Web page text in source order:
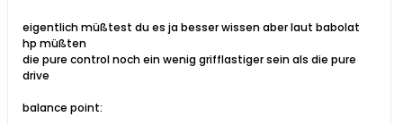
eigentlich müßtest du es ja besser wissen aber laut babolat
hp müßten
die pure control noch ein wenig grifflastiger sein als die pure
drive
balance point: